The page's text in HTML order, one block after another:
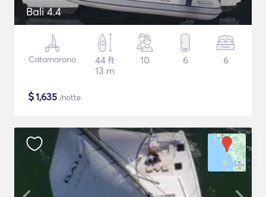
Bali 4.4
Catamarano
44 ft
13 m
10 6 6
$1,635 /notte